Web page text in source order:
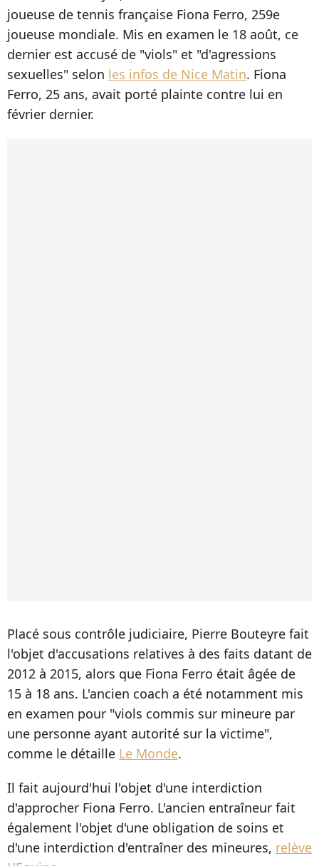
joueuse de tennis française Fiona Ferro, 259e
joueuse mondiale. Mis en examen le 18 août, ce
dernier est accusé de "viols" et "d'agressions
sexuelles" selon les infos de Nice Matin. Fiona
Ferro, 25 ans, avait porté plainte contre lui en
février dernier.
Placé sous contrôle judiciaire, Pierre Bouteyre fait
l'objet d'accusations relatives à des faits datant de
2012 à 2015, alors que Fiona Ferro était âgée de
15 à 18 ans. L'ancien coach a été notamment mis
en examen pour "viols commis sur mineure par
une personne ayant autorité sur la victime",
comme le détaille Le Monde.
Il fait aujourd'hui l'objet d'une interdiction
d'approcher Fiona Ferro. L'ancien entraîneur fait
également l'objet d'une obligation de soins et
d'une interdiction d'entraîner des mineures, relève